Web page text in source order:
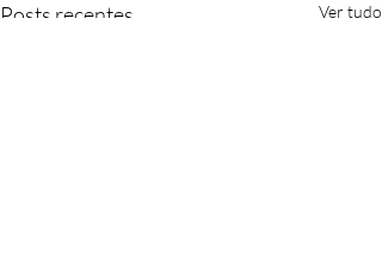
Posts recentes Ver tudo